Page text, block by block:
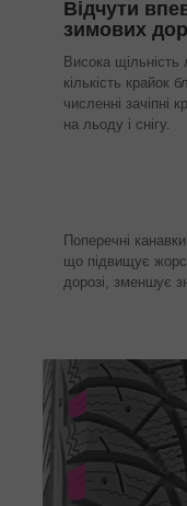
Відчути
зимових
Висока
кількість крайок
численні зачіпні
на льоду і снігу.
Поперечні
що підвищує
дорозі, зменшує